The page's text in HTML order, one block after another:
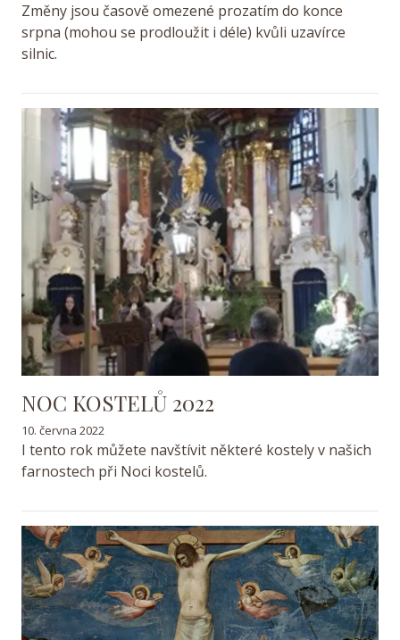
Změny jsou časově omezené prozatím do konce
srpna (mohou se prodloužit i déle) kvůli uzavírce
silnic.
NOC KOSTELŮ 2022
10. června 2022
I tento rok můžete navštívit některé kostely v našich
farnostech při Noci kostelů.